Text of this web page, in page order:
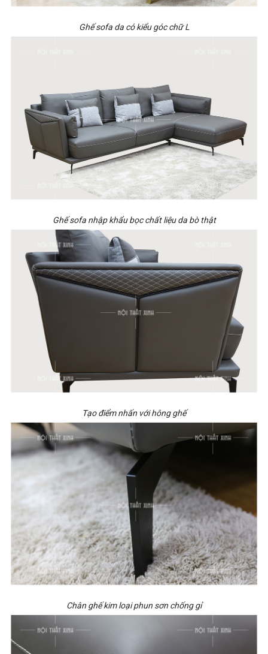
Ghế sofa da có kiểu góc chữ L
Ghế sofa nhập khẩu bọc chất liệu da bò thật
Tạo điểm nhấn với hông ghế
Chân ghế kim loại phun sơn chống gỉ